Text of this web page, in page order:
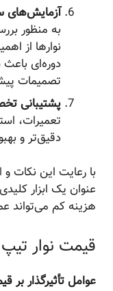
آزمایش‌های
به منظور
نوارها از
دوره‌ای باعث
تصمیمات
پشتیبانی
تعمیرات،
دقیق‌تر و
با رعایت این نکات و
عنوان یک ابزار کلیدی
هزینه کم می‌تواند عمل
قیمت نوار تیپ
عوامل تأثیرگذار بر